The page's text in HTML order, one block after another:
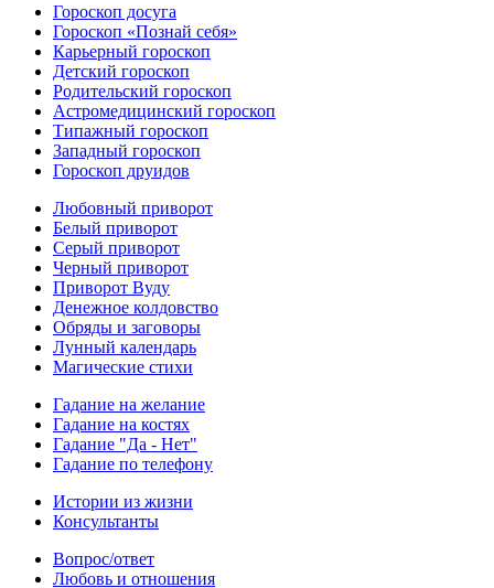
Гороскоп досуга
Гороскоп «Познай себя»
Карьерный гороскоп
Детский гороскоп
Родительский гороскоп
Астромедицинский гороскоп
Типажный гороскоп
Западный гороскоп
Гороскоп друидов
Любовный приворот
Белый приворот
Серый приворот
Черный приворот
Приворот Вуду
Денежное колдовство
Обряды и заговоры
Лунный календарь
Магические стихи
Гадание на желание
Гадание на костях
Гадание "Да - Нет"
Гадание по телефону
Истории из жизни
Консультанты
Вопрос/ответ
Любовь и отношения